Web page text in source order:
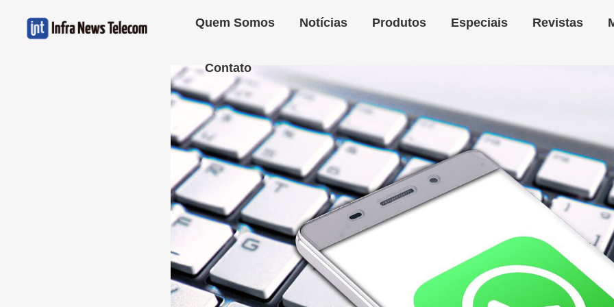
Quem Somos Notícias Produtos Especiais Revistas
Contato